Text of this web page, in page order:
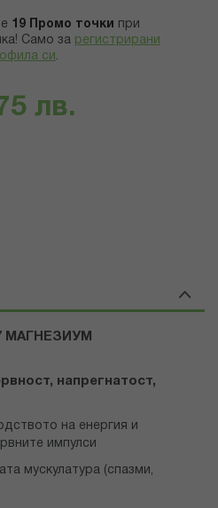
19 Промо точки
при
Само за регистрирани
си .
лв.
МАГНЕЗИУМ
напрегнатост,
на енергия и
импулси
мускулатура (спазми,